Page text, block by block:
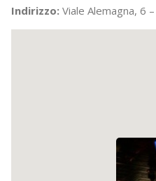
Indirizzo: Viale Alemagna, 6